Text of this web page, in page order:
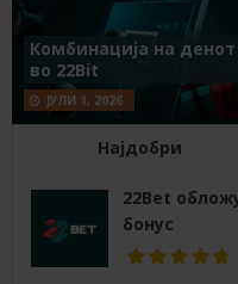
Комбинација на денот
во 22Bit
ЈУЛИ 1, 2026
Најдобри
22Bet
бонус